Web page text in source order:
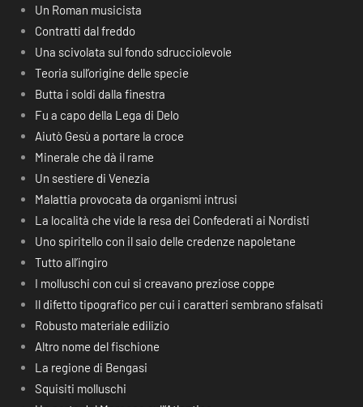
Un Roman musicista
Contratti dal freddo
Una scivolata sul fondo sdrucciolevole
Teoria sull’origine delle specie
Butta i soldi dalla finestra
Fu a capo della Lega di Delo
Aiutò Gesù a portare la croce
Minerale che dà il rame
Un sestiere di Venezia
Malattia provocata da organismi intrusi
La località che vide la resa dei Confederati ai Nordisti
Uno spiritello con il saio delle credenze napoletane
Tutto all’ingiro
I molluschi con cui si creavano preziose coppe
Il difetto tipografico per cui i caratteri sembrano sfalsati
Robusto materiale edilizio
Altro nome del fischione
La regione di Bengasi
Squisiti molluschi